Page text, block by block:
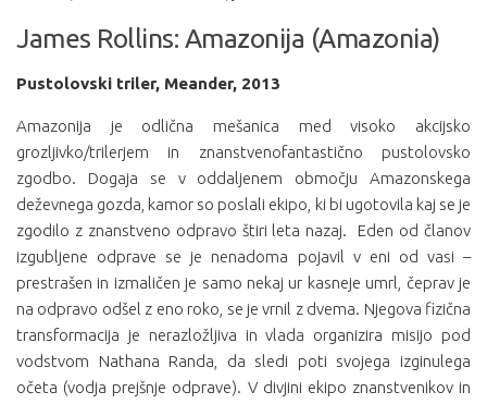
James Rollins: Amazonija (Amazonia)
Pustolovski triler, Meander, 2013
Amazonija je odlična mešanica med visoko akcijsko
grozljivko/trilerjem in znanstvenofantastično pustolovsko
zgodbo. Dogaja se v oddaljenem območju Amazonskega
deževnega gozda, kamor so poslali ekipo, ki bi ugotovila kaj se je
zgodilo z znanstveno odpravo štiri leta nazaj. Eden od članov
izgubljene odprave se je nenadoma pojavil v eni od vasi –
prestrašen in izmaličen je samo nekaj ur kasneje umrl, čeprav je
na odpravo odšel z eno roko, se je vrnil z dvema. Njegova fizična
transformacija je nerazložljiva in vlada organizira misijo pod
vodstvom Nathana Randa, da sledi poti svojega izginulega
očeta (vodja prejšnje odprave). V divjini ekipo znanstvenikov in